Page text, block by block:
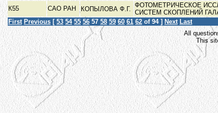
К55
САО РАН КОПЫЛОВА Ф.Г.
ФОТОМЕТРИЧЕСКОЕ
СИСТЕМ СКОПЛЕНИЙ
First Previous [ 53 54 55 56 57 58 59 60 61 62 of 94 ] Next Last
All
This